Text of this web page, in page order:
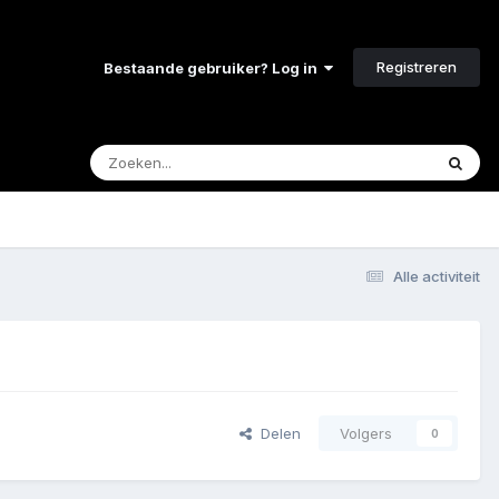
Bestaande gebruiker? Log in Registreren
Alle activiteit
Delen Volgers 0